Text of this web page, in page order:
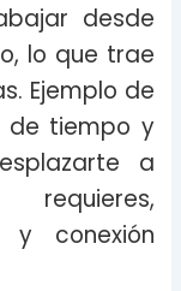
desde
lo que trae
Ejemplo de
de tiempo y
a
y conexión